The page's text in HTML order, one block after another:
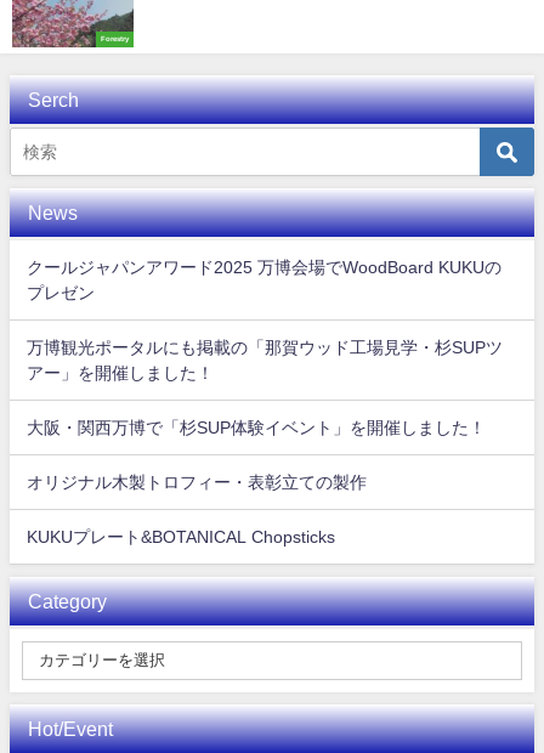
Forestry
Serch
News
クールジャパンアワード2025 万博会場でWoodBoard KUKUの
プレゼン
万博観光ポータルにも掲載の「那賀ウッド工場見学・杉SUPツ
アー」を開催しました！
大阪・関西万博で「杉SUP体験イベント」を開催しました！
オリジナル木製トロフィー・表彰立ての製作
KUKUプレート&BOTANICAL Chopsticks
Category
Hot/Event